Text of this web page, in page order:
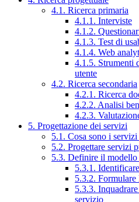
4.1. Ricerca primaria
4.1.1. Interviste
4.1.2.
4.1.3. Test di
4.1.4. Web
4.1.5. Strumenti
utente
4.2. Ricerca secondaria
4.2.1. Ricerca
4.2.2. Analisi
4.2.3.
5. Progettazione dei servizi
5.1. Cosa sono i
5.2. Progettare servizi
5.3. Definire il
5.3.1.
5.3.2.
5.3.3.
servizio